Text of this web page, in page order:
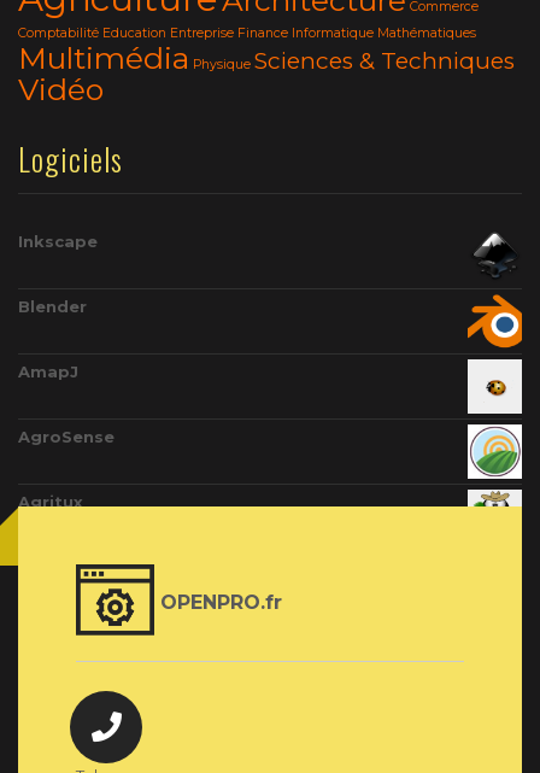
Commerce
Comptabilité Education Entreprise Finance Informatique Mathématiques
Multimédia Physique Sciences & Techniques
Vidéo
Logiciels
Inkscape
Blender
AmapJ
AgroSense
Agritux
OPENPRO.fr